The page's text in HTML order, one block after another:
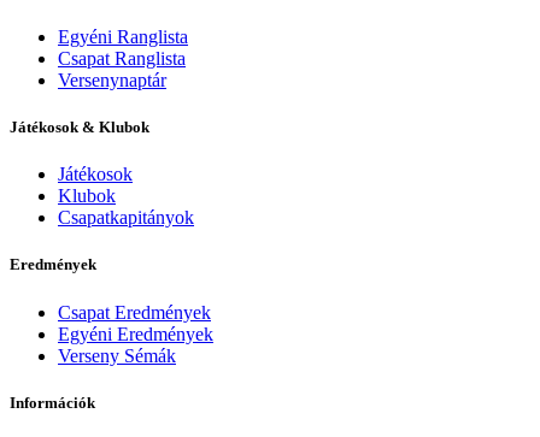
Egyéni Ranglista
Csapat Ranglista
Versenynaptár
Játékosok & Klubok
Játékosok
Klubok
Csapatkapitányok
Eredmények
Csapat Eredmények
Egyéni Eredmények
Verseny Sémák
Információk